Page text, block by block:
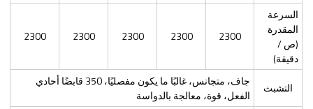
السرعة
المقدرة
(ص /
دقيقة)
2300
2300
2300
2300
2300
التشبث
جاف، متجانس، غالبًا ما يكون مفصليًا، 350 قابضًا أحادي
الفعل، قوة، معالجة بالدواسة